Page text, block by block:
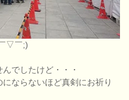
▽￣;)
でしたけど・・・
ならないほど真剣にお祈り